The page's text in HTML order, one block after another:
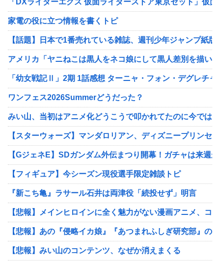
家電の役に立つ情報を書くトピ
【話題】日本で1番売れている雑誌、週刊少年ジャンプ紙
アメリカ「ヤニねこは黒人をネコ娘にして黒人差別を描い
「幼女戦記Ⅱ」2期 1話感想 ターニャ・フォン・デグレチ
ワンフェス2026Summerどうだった？
みい山、当初はアニメ化どうこうで叩かれてたのに今では
【スターウォーズ】マンダロリアン、ディズニープリンセ
【GジェネE】SDガンダム外伝まつり開幕！ガチャは来週
【フィギュア】今シーズン現役選手限定雑談トピ
『新こち亀』ラサール石井は両津役「続投せず」明言
【悲報】メインヒロインに全く魅力がない漫画アニメ、コ
【悲報】あの『侵略イカ娘』『あつまれふしぎ研究部』の
【悲報】みい山のコンテンツ、なぜか消えまくる